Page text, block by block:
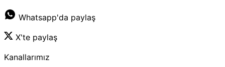
Whatsapp'da paylaş
X'te paylaş
Kanallarımız